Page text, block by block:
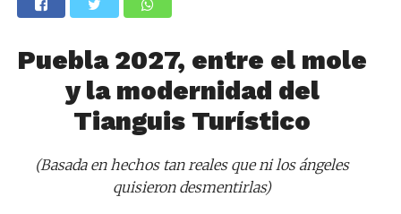
Puebla 2027, entre el mole
y la modernidad del
Tianguis Turístico
(Basada en hechos tan reales que ni los ángeles
quisieron desmentirlas)